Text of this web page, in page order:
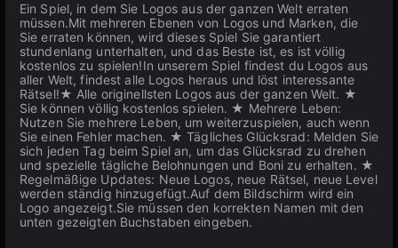
Ein Spiel, in dem Sie Logos aus der ganzen Welt erraten
müssen.Mit mehreren Ebenen von Logos und Marken, die
Sie erraten können, wird dieses Spiel Sie garantiert
stundenlang unterhalten, und das Beste ist, es ist völlig
kostenlos zu spielen!In unserem Spiel findest du Logos aus
aller Welt, findest alle Logos heraus und löst interessante
Rätsel!★ Alle originellsten Logos aus der ganzen Welt. ★
Sie können völlig kostenlos spielen. ★ Mehrere Leben:
Nutzen Sie mehrere Leben, um weiterzuspielen, auch wenn
Sie einen Fehler machen. ★ Tägliches Glücksrad: Melden Sie
sich jeden Tag beim Spiel an, um das Glücksrad zu drehen
und spezielle tägliche Belohnungen und Boni zu erhalten. ★
Regelmäßige Updates: Neue Logos, neue Rätsel, neue Level
werden ständig hinzugefügt.Auf dem Bildschirm wird ein
Logo angezeigt.Sie müssen den korrekten Namen mit den
unten gezeigten Buchstaben eingeben.